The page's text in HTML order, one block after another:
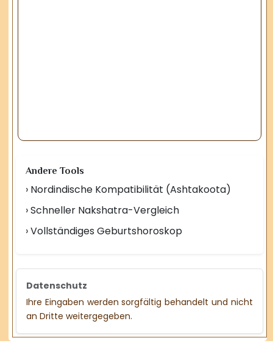
Andere Tools
› Nordindische Kompatibilität (Ashtakoota)
› Schneller Nakshatra-Vergleich
› Vollständiges Geburtshoroskop
Datenschutz
Ihre Eingaben werden sorgfältig behandelt und nicht
an Dritte weitergegeben.